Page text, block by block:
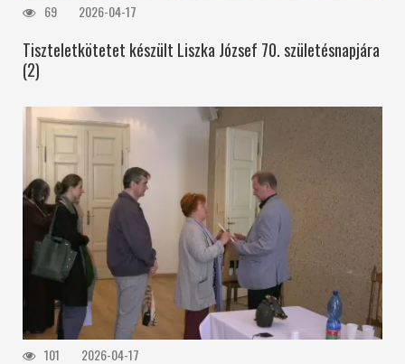
69 2026-04-17
Tiszteletkötetet készült Liszka József 70. születésnapjára
(2)
101 2026-04-17